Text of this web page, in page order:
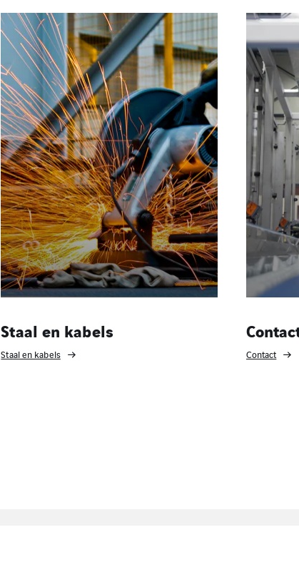
Staal en kabels
Staal en kabels Contact